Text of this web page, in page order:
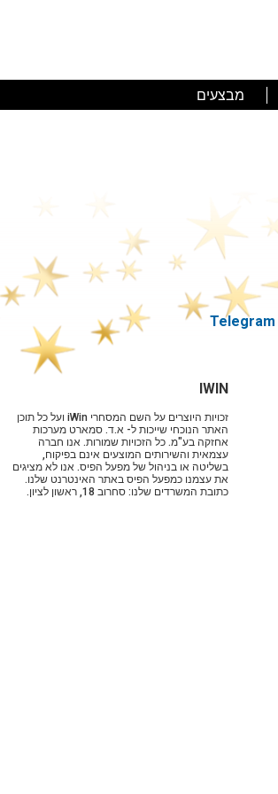
מבצעים
IWIN
זכויות היוצרים על השם המסחרי iWin ועל כל תוכן
האתר הנוכחי שייכות ל- א.ד. סמארט מערכות
אחזקה בע"מ. כל הזכויות שמורות. אנו חברה
עצמאית והשירותים המוצעים אינם בפיקוח,
בשליטה או בניהול של מפעל הפיס. אנו לא מציגים
את עצמנו כמפעל הפיס באתר האינטרנט שלנו.
כתובת המשרדים שלנו: סחרוב 18, ראשון לציון.